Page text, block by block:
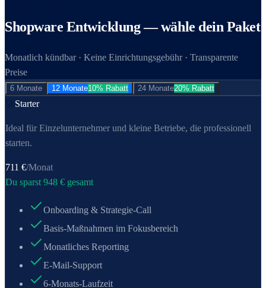
Shopware Entwicklung— wähle dein Paket
Monatlich kündbar · Keine Einrichtungsgebühr · Transparente
Preise
6 Monate 12 Monate10% Rabatt 24 Monate20% Rabatt
Starter
Ideal für Einzel­unternehmer und kleine Betriebe, die professionell
starten.
711 €/Monat
Du sparst 948 € gesamt
Onboarding & Strategie-Call
Basis-Maßnahmen im Fokusbereich
Monatliches Reporting
E-Mail-Support
6-Monats-Laufzeit